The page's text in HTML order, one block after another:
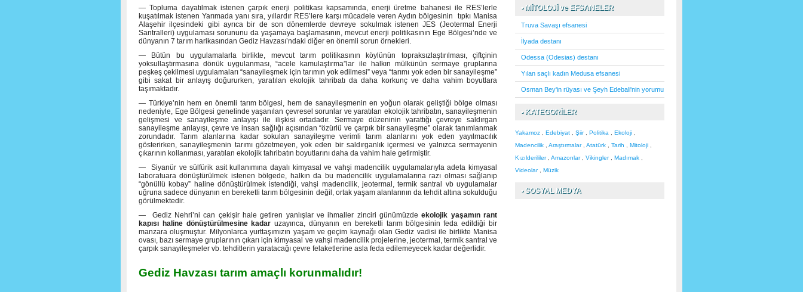
— Topluma dayatılmak istenen çarpık enerji politikası kapsamında, enerji üretme bahanesi ile RES’lerle
kuşatılmak istenen Yarımada yanı sıra, yıllardır RES’lere karşı mücadele veren Aydın bölgesinin tıpkı Manisa
Alaşehir ilçesindeki gibi ayrıca bir de son dönemlerde devreye sokulmak istenen JES (Jeotermal Enerji
Santralleri) uygulaması sorununu da yaşamaya başlamasının, mevcut enerji politikasının Ege Bölgesi’nde ve
dünyanın 7 tarım harikasından Gediz Havzası’ndaki diğer en önemli sorun örnekleri.
— Bütün bu uygulamalarla birlikte, mevcut tarım politikasının köylünün topraksızlaştırılması, çiftçinin
yoksullaştırmasına dönük uygulanması, “acele kamulaştırma”lar ile halkın mülkünün sermaye gruplarına
peşkeş çekilmesi uygulamaları “sanayileşmek için tarımın yok edilmesi” veya “tarımı yok eden bir sanayileşme”
gibi sakat bir anlayış doğururken, yaratılan ekolojik tahribatı da daha korkunç ve daha vahim boyutlara
taşımaktadır.
— Türkiye’nin hem en önemli tarım bölgesi, hem de sanayileşmenin en yoğun olarak geliştiği bölge olması
nedeniyle, Ege Bölgesi genelinde yaşanılan çevresel sorunlar ve yaratılan ekolojik tahribatın, sanayileşmenin
gelişmesi ve sanayileşme anlayışı ile ilişkisi ortadadır. Sermaye düzeninin yarattığı çevreye saldırgan
sanayileşme anlayışı, çevre ve insan sağlığı açısından “özürlü ve çarpık bir sanayileşme” olarak tanımlanmak
zorundadır. Tarım alanlarına kadar sokulan sanayileşme verimli tarım alanlarını yok eden yayılmacılık
gösterirken, sanayileşmenin tarımı gözetmeyen, yok eden bir saldırganlık içermesi ve yalnızca sermayenin
çıkarının kollanması, yaratılan ekolojik tahribatın boyutlarını daha da vahim hale getirmiştir.
— Siyanür ve sülfürik asit kullanımına dayalı kimyasal ve vahşi madencilik uygulamalarıyla adeta kimyasal
laboratuara dönüştürülmek istenen bölgede, halkın da bu madencilik uygulamalarına razı olması sağlanıp
“gönüllü kobay” haline dönüştürülmek istendiği, vahşi madencilik, jeotermal, termik santral vb uygulamalar
uğruna sadece dünyanın en bereketli tarım bölgesinin değil, ortak yaşam alanlarının da tehdit altına sokulduğu
görülmektedir.
— Gediz Nehri’ni can çekişir hale getiren yanlışlar ve ihmaller zinciri günümüzdeekolojik yaşamın rant
kapısı haline dönüştürülmesine kadar uzayınca, dünyanın en bereketli tarım bölgesinin feda edildiği bir
manzara oluşmuştur. Milyonlarca yurttaşımızın yaşam ve geçim kaynağı olan Gediz vadisi ile birlikte Manisa
ovası, bazı sermaye gruplarının çıkarı için kimyasal ve vahşi madencilik projelerine, jeotermal, termik santral ve
çarpık sanayileşmeler vb. tehditlerin yaratacağı çevre felaketlerine asla feda edilemeyecek kadar değerlidir.
Gediz Havzası tarım amaçlı korunmalıdır!
• MİTOLOJİ ve EFSANELER
Truva Savaşı efsanesi
İlyada destanı
Odessa (Odesias) destanı
Yılan saçlı kadın Medusa efsanesi
Osman Bey'in rüyası ve Şeyh Edebali'nin yorumu
• KATEGORİLER
Yakamoz Edebiyat Şiir Politika Ekoloji
Madencilik
Araştırmalar Atatürk Tarih Mitoloji
Kızılderililer
Amazonlar Vikingler Madımak
Videolar
Müzik
• SOSYAL MEDYA